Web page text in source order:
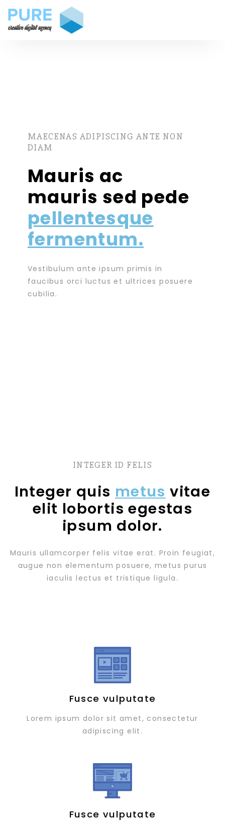
MAECENAS ADIPISCING ANTE NON
DIAM
Mauris ac
mauris sed pede
pellentesque
fermentum.
Vestibulum ante ipsum primis in
faucibus orci luctus et ultrices posuere
cubilia.
INTEGER ID FELIS
Integer quis metus vitae
elit lobortis egestas
ipsum dolor.
Mauris ullamcorper felis vitae erat. Proin feugiat,
augue non elementum posuere, metus purus
iaculis lectus et tristique ligula.
Fusce vulputate
Lorem ipsum dolor sit amet, consectetur
adipiscing elit.
Fusce vulputate